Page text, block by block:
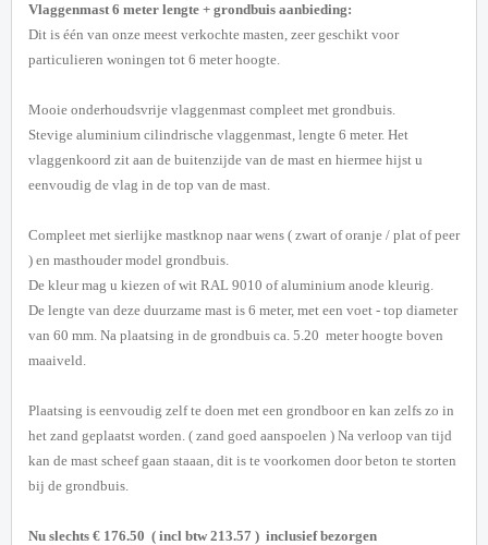
Vlaggenmast 6 meter lengte + grondbuis aanbieding:
Dit is één van onze meest verkochte masten, zeer geschikt voor
particulieren woningen tot 6 meter hoogte.
Mooie onderhoudsvrije vlaggenmast compleet met grondbuis.
Stevige aluminium cilindrische vlaggenmast, lengte 6 meter. Het
vlaggenkoord zit aan de buitenzijde van de mast en hiermee hijst u
eenvoudig de vlag in de top van de mast.
Compleet met sierlijke mastknop naar wens ( zwart of oranje / plat of peer
) en masthouder model grondbuis.
De kleur mag u kiezen of wit RAL 9010 of aluminium anode kleurig.
De lengte van deze duurzame mast is 6 meter, met een voet - top diameter
van 60 mm. Na plaatsing in de grondbuis ca. 5.20 meter hoogte boven
maaiveld.
Plaatsing is eenvoudig zelf te doen met een grondboor en kan zelfs zo in
het zand geplaatst worden. ( zand goed aanspoelen ) Na verloop van tijd
kan de mast scheef gaan staaan, dit is te voorkomen door beton te storten
bij de grondbuis.
Nu slechts € 176.50 ( incl btw 213.57 ) inclusief bezorgen